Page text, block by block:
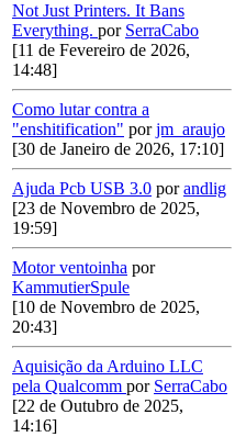
Not Just Printers. It Bans
Everything. por SerraCabo
[11 de Fevereiro de 2026,
14:48]
Como lutar contra a
"enshitification" porjm_araujo
[30 de Janeiro de 2026, 17:10]
Ajuda Pcb USB 3.0 porandlig
[23 de Novembro de 2025,
19:59]
Motor ventoinha por
KammutierSpule
[10 de Novembro de 2025,
20:43]
Aquisição da Arduino LLC
pela Qualcomm por SerraCabo
[22 de Outubro de 2025,
14:16]